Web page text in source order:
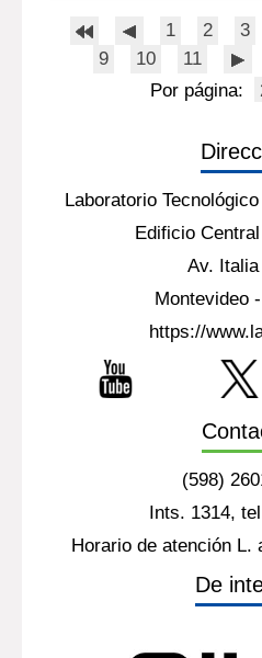
1 2 3
9
10 11
Por página:
Laboratorio
Edificio
Av. Italia
Montevideo
https://
(598)
Ints. 1314,
Horario de atención L.
De